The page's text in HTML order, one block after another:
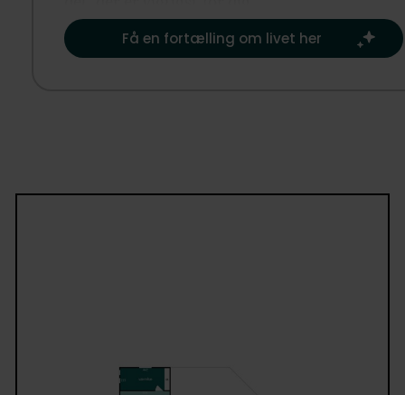
Få en fortælling om livet her